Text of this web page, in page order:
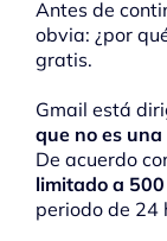
Antes de
obvia: ¿por
gratis.
Gmail está
que no es
De acuerdo
limitado a
periodo de 24